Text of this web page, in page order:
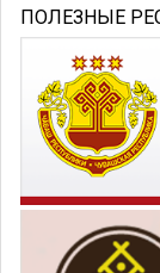
ПОЛЕЗНЫЕ